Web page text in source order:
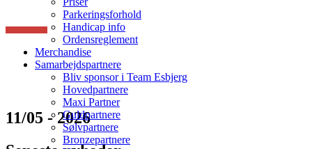
Parkeringsforhold
Handicap info
Ordensreglement
Merchandise
Samarbejdspartnere
Bliv sponsor i Team Esbjerg
Hovedpartnere
Maxi Partner
Guldpartnere
Sølvpartnere
Bronzepartnere
11/05 - 2026